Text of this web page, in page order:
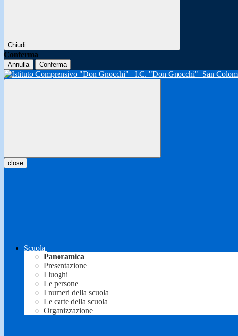
Chiudi
Conferma
Annulla Conferma
I.C. "Don Gnocchi" San
close
Scuola
Panoramica
Presentazione
I luoghi
Le persone
I numeri della scuola
Le carte della scuola
Organizzazione